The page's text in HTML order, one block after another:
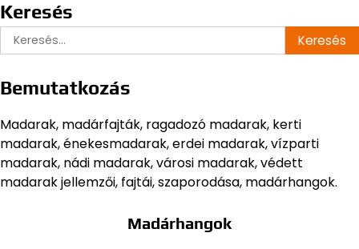
Keresés
Keresés:
Bemutatkozás
Madarak, madárfajták, ragadozó madarak, kerti
madarak, énekesmadarak, erdei madarak, vízparti
madarak, nádi madarak, városi madarak, védett
madarak jellemzői, fajtái, szaporodása, madárhangok.
Madárhangok